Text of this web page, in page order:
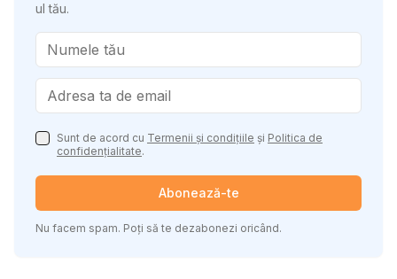
ul tău.
Sunt de acord cu Termenii și condițiile și Politica de
confidențialitate.
Abonează-te
Nu facem spam. Poți să te dezabonezi oricând.